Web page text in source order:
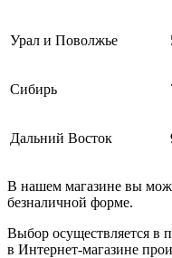
Урал и Поволжье
Сибирь
Дальний Восток
В нашем магазине вы
безналичной форме.
Выбор осуществляется в
в Интернет-магазине